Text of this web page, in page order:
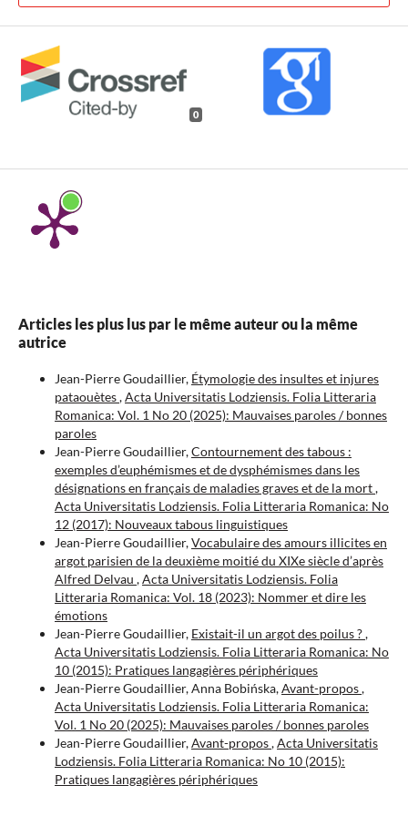
0
Articles les plus lus par le même auteur ou la même
autrice
Jean-Pierre Goudaillier, Étymologie des insultes et injures
pataouètes,Acta Universitatis Lodziensis. Folia Litteraria
Romanica: Vol. 1 No 20 (2025): Mauvaises paroles / bonnes
paroles
Jean-Pierre Goudaillier,Contournement des tabous :
exemples d’euphémismes et de dysphémismes dans les
désignations en français de maladies graves et de la mort,
Acta Universitatis Lodziensis. Folia Litteraria Romanica: No
12 (2017): Nouveaux tabous linguistiques
Jean-Pierre Goudaillier,Vocabulaire des amours illicites en
argot parisien de la deuxième moitié du XIXe siècle d’après
Alfred Delvau ,Acta Universitatis Lodziensis. Folia
Litteraria Romanica: Vol. 18 (2023): Nommer et dire les
émotions
Jean-Pierre Goudaillier, Existait-il un argot des poilus ?,
Acta Universitatis Lodziensis. Folia Litteraria Romanica: No
10 (2015): Pratiques langagières périphériques
Jean-Pierre Goudaillier, Anna Bobińska,Avant-propos,
Acta Universitatis Lodziensis. Folia Litteraria Romanica:
Vol. 1 No 20 (2025): Mauvaises paroles / bonnes paroles
Jean-Pierre Goudaillier,Avant-propos,Acta Universitatis
Lodziensis. Folia Litteraria Romanica: No 10 (2015):
Pratiques langagières périphériques